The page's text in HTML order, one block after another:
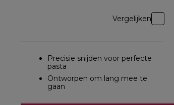
Vergelijken
Precisie snijden voor perfecte
pasta
Ontworpen om lang mee te
gaan